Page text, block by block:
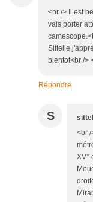
<br /> Il est
vais porter
bientot<br />
Répondre
S
<br /
XV°